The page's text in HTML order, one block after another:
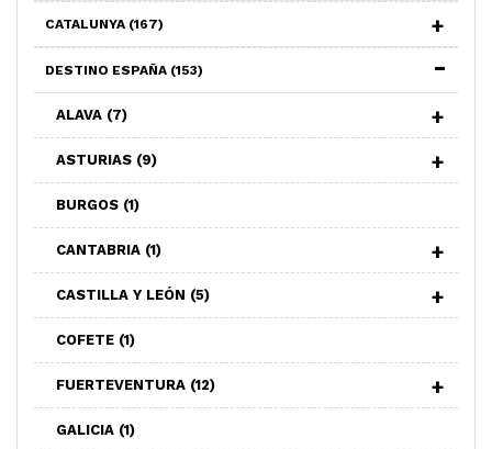
CATALUNYA (167)
DESTINO ESPAÑA (153)
ALAVA (7)
ASTURIAS (9)
BURGOS (1)
CANTABRIA (1)
CASTILLA Y LEÓN (5)
COFETE (1)
FUERTEVENTURA (12)
GALICIA (1)